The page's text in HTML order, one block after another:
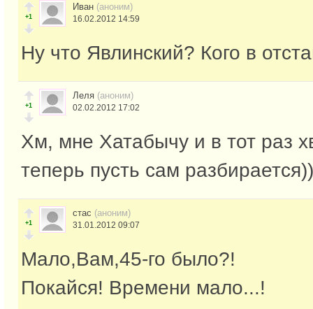
+1
Иван (аноним)
16.02.2012 14:59
Ну что Явлинский? Кого в
+1
Леля (аноним)
02.02.2012 17:02
Хм, мне Хатабычу и в тот раз
теперь пусть сам
+1
стас (аноним)
31.01.2012 09:07
Мало,Вам,45-го было?!
Покайся! Времени мало...!